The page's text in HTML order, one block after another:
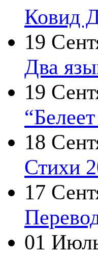
Ковид
19
Два
19
18
Стихи
17
01